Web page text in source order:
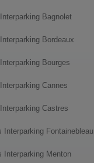
Bagnolet
Bordeaux
Bourges
Cannes
Castres
Interparking Fontainebleau
Interparking Menton